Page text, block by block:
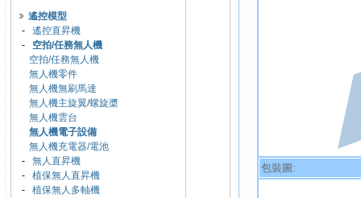
遙控模型
- 遙控直昇機
- 空拍/任務無人機
空拍/任務無人機
無人機零件
無人機無刷馬達
無人機主旋翼/螺旋槳
無人機雲台
無人機電子設備
無人機充電器/電池
- 無人直昇機
- 植保無人直昇機
- 植保無人多軸機
包裝圖: